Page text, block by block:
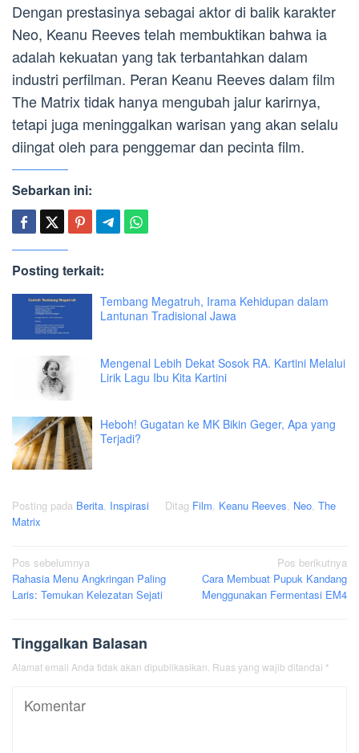
Dengan prestasinya sebagai aktor di balik karakter
Neo, Keanu Reeves telah membuktikan bahwa ia
adalah kekuatan yang tak terbantahkan dalam
industri perfilman. Peran Keanu Reeves dalam film
The Matrix tidak hanya mengubah jalur karirnya,
tetapi juga meninggalkan warisan yang akan selalu
diingat oleh para penggemar dan pecinta film.
Sebarkan ini:
Posting terkait:
Tembang Megatruh, Irama Kehidupan dalam
Lantunan Tradisional Jawa
Mengenal Lebih Dekat Sosok RA. Kartini Melalui
Lirik Lagu Ibu Kita Kartini
Heboh! Gugatan ke MK Bikin Geger, Apa yang
Terjadi?
Posting pada Berita, Inspirasi Ditag Film, Keanu Reeves, Neo, The
Matrix
Navigasi
pos
Pos sebelumnya
Rahasia Menu Angkringan Paling
Laris: Temukan Kelezatan Sejati
Pos berikutnya
Cara Membuat Pupuk Kandang
Menggunakan Fermentasi EM4
Tinggalkan Balasan
Alamat email Anda tidak akan dipublikasikan. Ruas yang wajib ditandai *